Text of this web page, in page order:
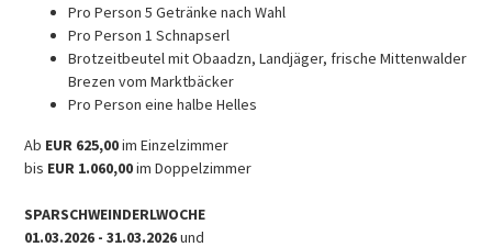
Pro Person 5 Getränke nach Wahl
Pro Person 1 Schnapserl
Brotzeitbeutel mit Obaadzn, Landjäger, frische Mittenwalder
Brezen vom Marktbäcker
Pro Person eine halbe Helles
Ab EUR 625,00im Einzelzimmer
bis EUR 1.060,00im Doppelzimmer
SPARSCHWEINDERLWOCHE
01.03.2026 - 31.03.2026und